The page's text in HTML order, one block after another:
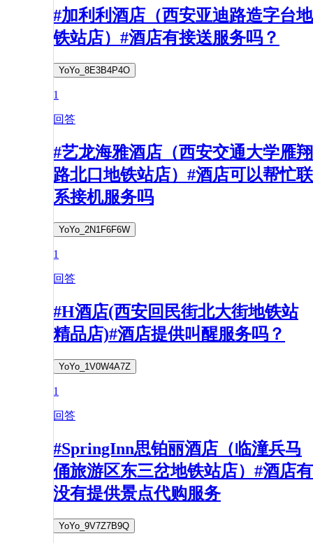
#加利利酒店（西安亚迪路造字台地
铁站店）#酒店有接送服务吗？
YoYo_8E3B4P4O
1
回答
#艺龙海雅酒店（西安交通大学雁翔
路北口地铁站店）#酒店可以帮忙联
系接机服务吗
YoYo_2N1F6F6W
1
回答
#H酒店(西安回民街北大街地铁站
精品店)#酒店提供叫醒服务吗？
YoYo_1V0W4A7Z
1
回答
#SpringInn思铂丽酒店（临潼兵马
俑旅游区东三岔地铁站店）#酒店有
没有提供景点代购服务
YoYo_9V7Z7B9Q